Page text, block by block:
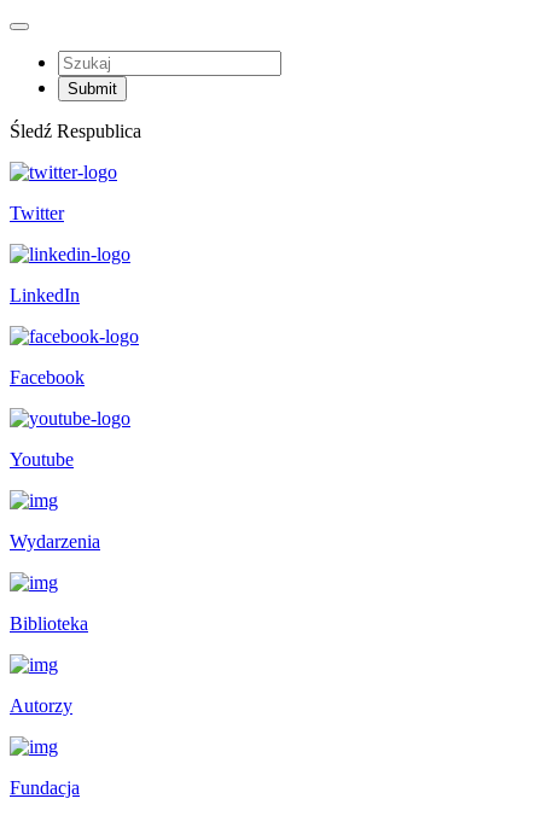
Śledź Respublica
Twitter
LinkedIn
Facebook
Youtube
Wydarzenia
Biblioteka
Autorzy
Fundacja